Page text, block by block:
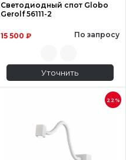
Светодиодный спот Globo
Gerolf 56111-2
15 500 ₽ По запросу
Уточнить
22%